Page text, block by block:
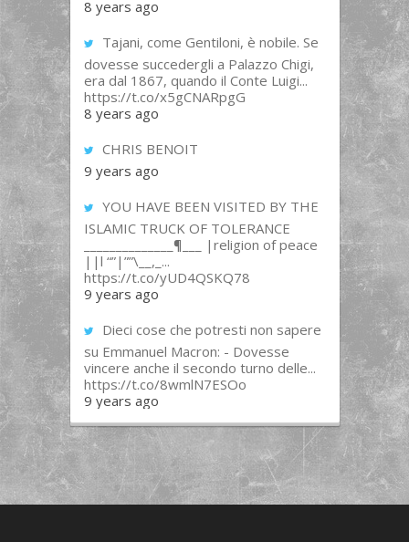
8 years ago
Tajani, come Gentiloni, è nobile. Se
dovesse succedergli a Palazzo Chigi,
era dal 1867, quando il Conte Luigi...
https://t.co/x5gCNARpgG
8 years ago
CHRIS BENOIT
9 years ago
YOU HAVE BEEN VISITED BY THE
ISLAMIC TRUCK OF TOLERANCE
______________¶___ |religion of peace
||l “”|””\__,_...
https://t.co/yUD4QSKQ78
9 years ago
Dieci cose che potresti non sapere
su Emmanuel Macron: - Dovesse
vincere anche il secondo turno delle...
https://t.co/8wmlN7ESOo
9 years ago